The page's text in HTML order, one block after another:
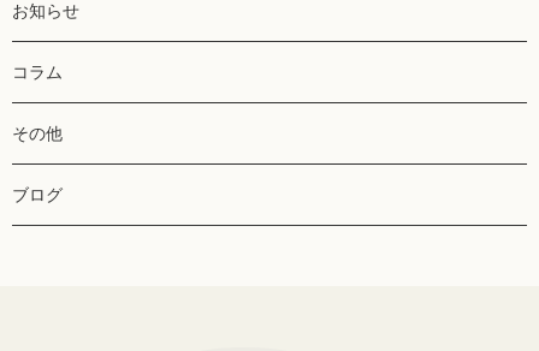
お知らせ
コラム
その他
ブログ